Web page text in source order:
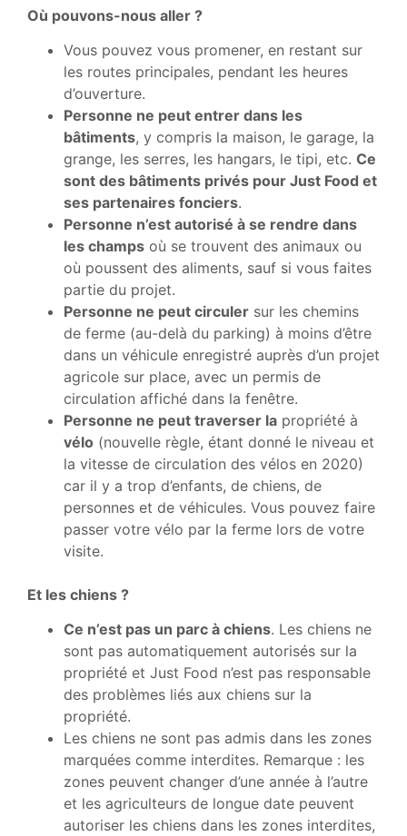
Où pouvons-nous aller ?
Vous pouvez vous promener, en restant sur
les routes principales, pendant les heures
d’ouverture.
Personne ne peut entrer dans les
bâtiments, y compris la maison, le garage, la
grange, les serres, les hangars, le tipi, etc. Ce
sont des bâtiments privés pour Just Food et
ses partenaires fonciers.
Personne n’est autorisé à se rendre dans
les champs où se trouvent des animaux ou
où poussent des aliments, sauf si vous faites
partie du projet.
Personne ne peut circuler sur les chemins
de ferme (au-delà du parking) à moins d’être
dans un véhicule enregistré auprès d’un projet
agricole sur place, avec un permis de
circulation affiché dans la fenêtre.
Personne ne peut traverser la propriété à
vélo (nouvelle règle, étant donné le niveau et
la vitesse de circulation des vélos en 2020)
car il y a trop d’enfants, de chiens, de
personnes et de véhicules. Vous pouvez faire
passer votre vélo par la ferme lors de votre
visite.
Et les chiens ?
Ce n’est pas un parc à chiens. Les chiens ne
sont pas automatiquement autorisés sur la
propriété et Just Food n’est pas responsable
des problèmes liés aux chiens sur la
propriété.
Les chiens ne sont pas admis dans les zones
marquées comme interdites. Remarque : les
zones peuvent changer d’une année à l’autre
et les agriculteurs de longue date peuvent
autoriser les chiens dans les zones interdites,